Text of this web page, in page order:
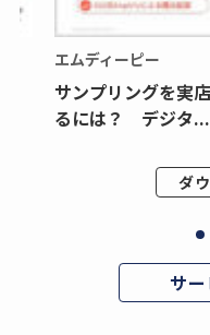
エムディーピー
サンプリングを実
るには？ デジタ...
ダ
サ